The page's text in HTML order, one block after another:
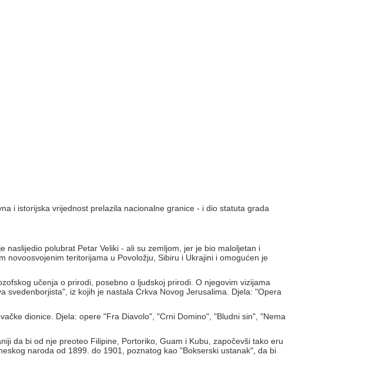
i istorijska vrijednost prelazila nacionalne granice - i dio statuta grada
polubrat Petar Veliki - ali su zemljom, jer je bio maloljetan i
novoosvojenim teritorijama u Povoložju, Sibiru i Ukrajini i omogućen je
učenja o prirodi, posebno o ljudskoj prirodi. O njegovim vizijama
iz kojih je nastala Crkva Novog Jerusalima. Djela: "Opera
dionice. Djela: opere "Fra Diavolo", "Crni Domino", "Bludni sin", "Nema
da bi od nje preoteo Filipine, Portoriko, Guam i Kubu, započevši tako eru
naroda od 1899. do 1901, poznatog kao "Bokserski ustanak", da bi